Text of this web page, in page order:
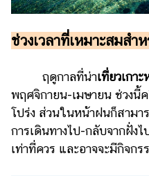
ช่วงเวลาที่เหมาะสมสำ
ฤดูกาลที่น่าเที่ยวเกา
พฤศจิกายน-เมษายน ช่วงนี้
โปร่ง ส่วนในหน้าฝนก็สามา
การเดินทางไป-กลับจากฝั่งไ
เท่าที่ควร และอาจจะมีกิจก